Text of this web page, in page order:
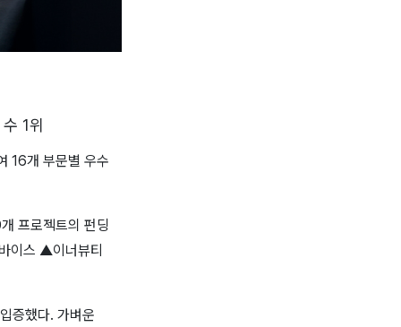
1위
16개 부문별 우수
프로젝트의 펀딩
이스 ▲이너뷰티
증했다. 가벼운